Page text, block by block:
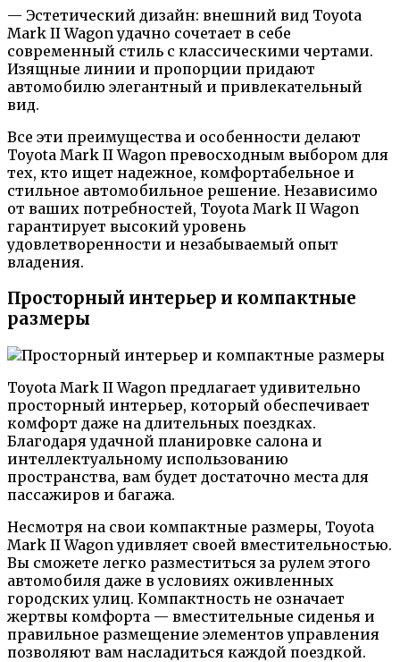
— Эстетический дизайн: внешний вид Toyota
Mark II Wagon удачно сочетает в себе
современный стиль с классическими чертами.
Изящные линии и пропорции придают
автомобилю элегантный и привлекательный
вид.
Все эти преимущества и особенности делают
Toyota Mark II Wagon превосходным выбором для
тех, кто ищет надежное, комфортабельное и
стильное автомобильное решение. Независимо
от ваших потребностей, Toyota Mark II Wagon
гарантирует высокий уровень
удовлетворенности и незабываемый опыт
владения.
Просторный интерьер и компактные
размеры
Toyota Mark II Wagon предлагает удивительно
просторный интерьер, который обеспечивает
комфорт даже на длительных поездках.
Благодаря удачной планировке салона и
интеллектуальному использованию
пространства, вам будет достаточно места для
пассажиров и багажа.
Несмотря на свои компактные размеры, Toyota
Mark II Wagon удивляет своей вместительностью.
Вы сможете легко разместиться за рулем этого
автомобиля даже в условиях оживленных
городских улиц. Компактность не означает
жертвы комфорта — вместительные сиденья и
правильное размещение элементов управления
позволяют вам насладиться каждой поездкой.